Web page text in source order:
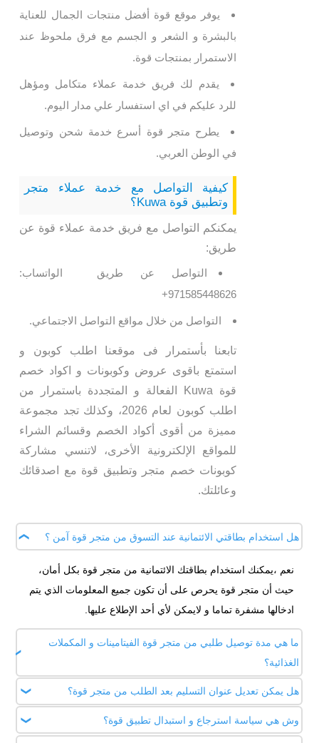
يوفر موقع قوة أفضل منتجات الجمال للعناية
بالبشرة و الشعر و الجسم مع فرق ملحوظ عند
الاستمرار بمنتجات قوة.
يقدم لك فريق خدمة عملاء متكامل ومؤهل
للرد عليكم في اي استفسار علي مدار اليوم.
يطرح متجر قوة أسرع خدمة شحن وتوصيل
في الوطن العربي.
كيفية التواصل مع خدمة عملاء متجر
وتطبيق قوة Kuwa؟
يمكنكم التواصل مع فريق خدمة عملاء قوة عن
طريق:
التواصل عن طريق الواتساب:
971585448626+
التواصل من خلال مواقع التواصل الاجتماعي.
تابعنا بأستمرار فى موقعنا اطلب كوبون و
استمتع باقوى عروض وكوبونات و اكواد خصم
قوة Kuwa الفعالة و المتجددة باستمرار من
اطلب كوبون لعام 2026، وكذلك تجد مجموعة
مميزة من أقوى أكواد الخصم وقسائم الشراء
للمواقع الإلكترونية الأخرى، لاتنسي مشاركة
كوبونات خصم متجر وتطبيق قوة مع اصدقائك
وعائلتك.
هل استخدام بطاقتي الائتمانية عند التسوق من متجر قوة آمن ؟
نعم ،يمكنك استخدام بطاقتك الائتمانية من متجر قوة بكل أمان،
حيث أن متجر قوة يحرص على أن تكون جميع المعلومات الذي يتم
ادخالها مشفرة تماما و لايمكن لأي أحد الإطلاع عليها.
ما هي مدة توصيل طلبي من متجر قوة الفيتامينات و المكملات
الغذائية؟
يتم توصيل طلبك خلال 48 ساعة من تاريخ تأكيد طلبك، ويتم إبلاغك
من قبل خدمة عملاء متجر قوة.
هل يمكن تعديل عنوان التسليم بعد الطلب من متجر قوة؟
لا، لا يمكنك تعديل العنوان بعد تأكيد الطلب و لكن اذا كنت ترغب
وش هي سياسة استرجاع و استبدال تطبيق قوة؟